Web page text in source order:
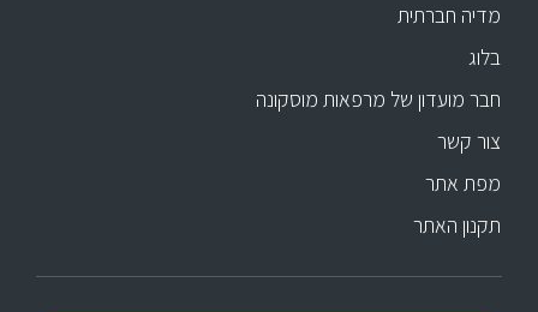
מדיה חברתית
בלוג
חבר מועדון של מרפאות מוסקונה
צור קשר
מפת אתר
תקנון האתר